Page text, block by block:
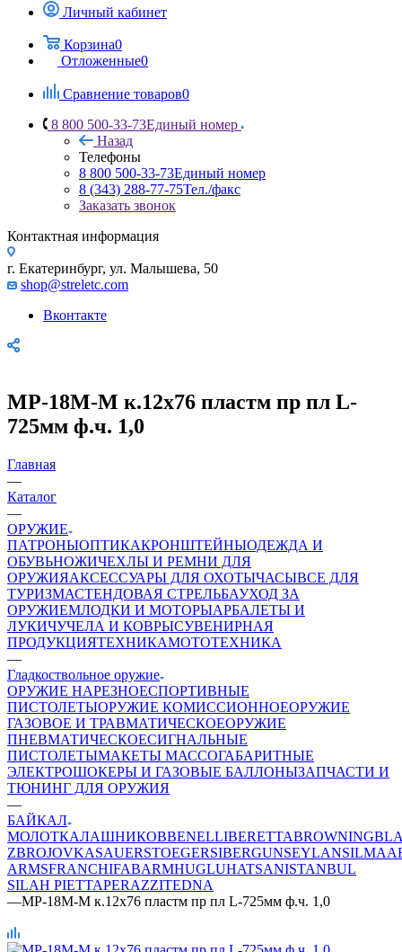
Личный кабинет
Корзина0
Отложенные0
Сравнение товаров0
8 800 500-33-73Единый номер
Назад
Телефоны
8 800 500-33-73Единый номер
8 (343) 288-77-75Тел./факс
Заказать звонок
Контактная информация
г. Екатеринбург, ул. Малышева, 50
shop@streletc.com
Вконтакте
МР-18М-М к.12х76 пластм пр пл L-
725мм ф.ч. 1,0
Главная
—
Каталог
—
ОРУЖИЕ
ПАТРОНЫОПТИКАКРОНШТЕЙНЫОДЕЖДА И
ОБУВЬНОЖИЧЕХЛЫ И РЕМНИ ДЛЯ
ОРУЖИЯАКСЕССУАРЫ ДЛЯ ОХОТЫЧАСЫВСЕ ДЛЯ
ТУРИЗМАСТЕНДОВАЯ СТРЕЛЬБАУХОД ЗА
ОРУЖИЕМЛОДКИ И МОТОРЫАРБАЛЕТЫ И
ЛУКИЧУЧЕЛА И КОВРЫСУВЕНИРНАЯ
ПРОДУКЦИЯТЕХНИКАМОТОТЕХНИКА
—
Гладкоствольное оружие
ОРУЖИЕ НАРЕЗНОЕСПОРТИВНЫЕ
ПИСТОЛЕТЫОРУЖИЕ КОМИССИОННОЕОРУЖИЕ
ГАЗОВОЕ И ТРАВМАТИЧЕСКОЕОРУЖИЕ
ПНЕВМАТИЧЕСКОЕСИГНАЛЬНЫЕ
ПИСТОЛЕТЫМАКЕТЫ МАССОГАБАРИТНЫЕ
ЭЛЕКТРОШОКЕРЫ И ГАЗОВЫЕ БАЛЛОНЫЗАПЧАСТИ И
ТЮНИНГ ДЛЯ ОРУЖИЯ
—
БАЙКАЛ
МОЛОТКАЛАШНИКОВBENELLIBERETTABROWNING
ZBROJOVKASAUERSTOEGERSIBERGUNSEYLANSILMA
ARMSFRANCHIFABARMHUGLUHATSANISTANBUL
SILAH PIETTAPERAZZITEDNA
—МР-18М-М к.12х76 пластм пр пл L-725мм ф.ч. 1,0